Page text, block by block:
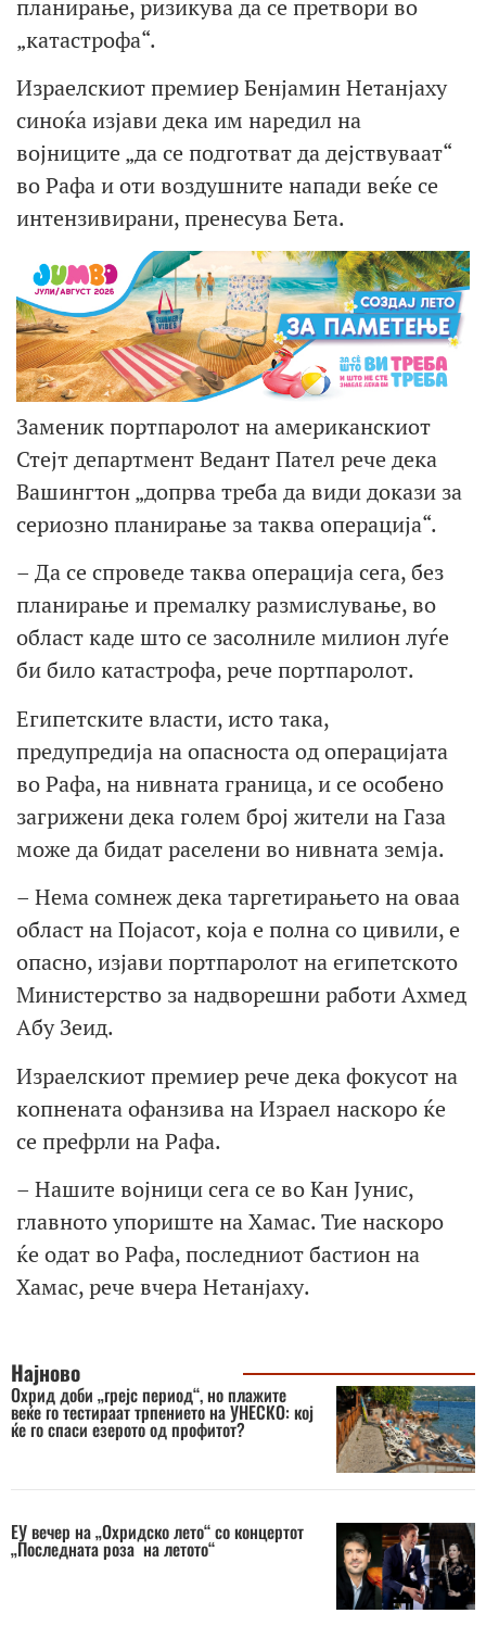
планирање, ризикува да се претвори во
„катастрофа“.
Израелскиот премиер Бенјамин Нетанјаху
синоќа изјави дека им наредил на
војниците „да се подготват да дејствуваат“
во Рафа и оти воздушните напади веќе се
интензивирани, пренесува Бета.
Заменик портпаролот на американскиот
Стејт департмент Ведант Пател рече дека
Вашингтон „допрва треба да види докази за
сериозно планирање за таква операција“.
– Да се спроведе таква операција сега, без
планирање и премалку размислување, во
област каде што се засолниле милион луѓе
би било катастрофа, рече портпаролот.
Египетските власти, исто така,
предупредија на опасноста од операцијата
во Рафа, на нивната граница, и се особено
загрижени дека голем број жители на Газа
може да бидат раселени во нивната земја.
– Нема сомнеж дека таргетирањето на оваа
област на Појасот, која е полна со цивили, е
опасно, изјави портпаролот на египетското
Министерство за надворешни работи Ахмед
Абу Зеид.
Израелскиот премиер рече дека фокусот на
копнената офанзива на Израел наскоро ќе
се префрли на Рафа.
– Нашите војници сега се во Кан Јунис,
главното упориште на Хамас. Тие наскоро
ќе одат во Рафа, последниот бастион на
Хамас, рече вчера Нетанјаху.
Најново
Охрид доби „грејс период“, но плажите
веќе го тестираат трпението на УНЕСКО: кој
ќе го спаси езерото од профитот?
ЕУ вечер на „Охридско лето“ со концертот
„Последната роза на летото“